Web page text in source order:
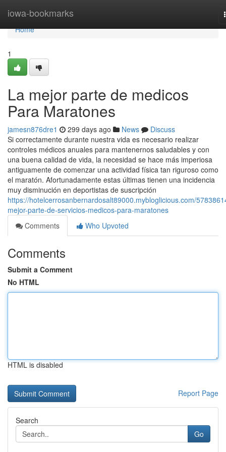
iowa-bookmarks
Home
Home
1
La mejor parte de medicos
Para Maratones
jamesn876dre1 299 days ago News
Discuss
Si correctamente durante nuestra vida es necesario realizar
controles médicos anuales para mantenernos saludables y con
una buena calidad de vida, la necesidad se hace más imperiosa
antiguamente de comenzar una actividad física tan riguroso como
el maratón. Afortunadamente estas últimas tienen una incidencia
muy disminución en deportistas de suscripción
https://hotelcerrosanbernardosalt89000.mybloglicious.com/
mejor-parte-de-servicios-medicos-para-maratones
Comments
Who Upvoted
Comments
Submit a Comment
No HTML
HTML is disabled
Report Page
Search
Go